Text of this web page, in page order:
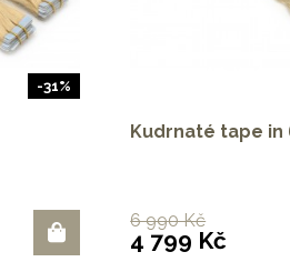
-31%
Kudrnaté tape
6 990 Kč
4 799 Kč